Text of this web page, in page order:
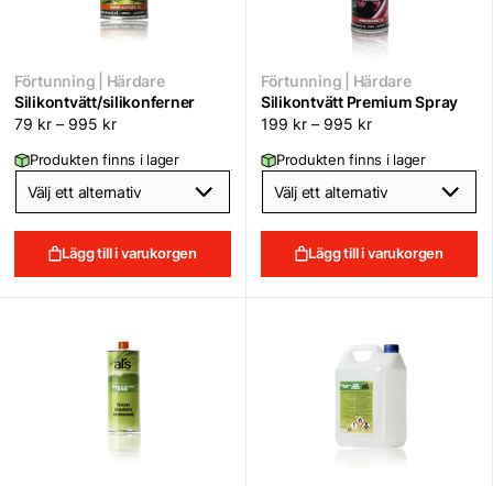
Förtunning | Härdare
Silikontvätt/silikonferner
79 kr – 995 kr
Produkten finns i lager
Lägg till i varukorgen
Förtunning | Härdare
Silikontvätt Premium Spray
199 kr – 995 kr
Produkten finns i lager
Lägg till i varukorgen